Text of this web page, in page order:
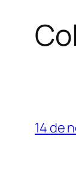
14 de